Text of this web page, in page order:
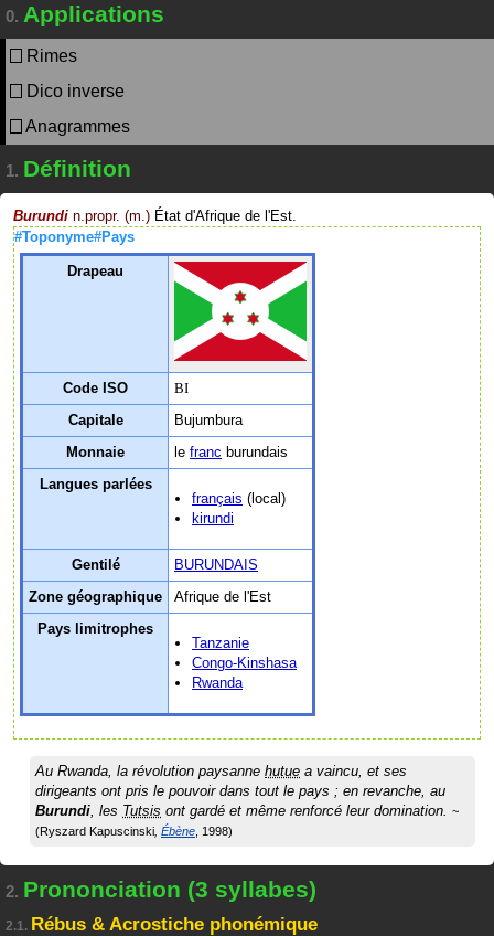
0. Applications
Rimes
Dico inverse
Anagrammes
1. Définition
Burundi n.propr. (m.) État d'Afrique de l'Est.
#Toponyme#Pays
Drapeau
Code ISO
BI
Capitale
Bujumbura
Monnaie
le franc burundais
Langues parlées
français (local)
kirundi
Gentilé
BURUNDAIS
Zone géographique
Afrique de l'Est
Pays limitrophes
Tanzanie
Congo-Kinshasa
Rwanda
Au Rwanda, la révolution paysanne hutue a vaincu, et ses
dirigeants ont pris le pouvoir dans tout le pays ; en revanche, au
Burundi, les Tutsis ont gardé et même renforcé leur domination.
Ryszard Kapuscinski Ébène 1998
2. Prononciation (3 syllabes)
2.1. Rébus & Acrostiche phonémique